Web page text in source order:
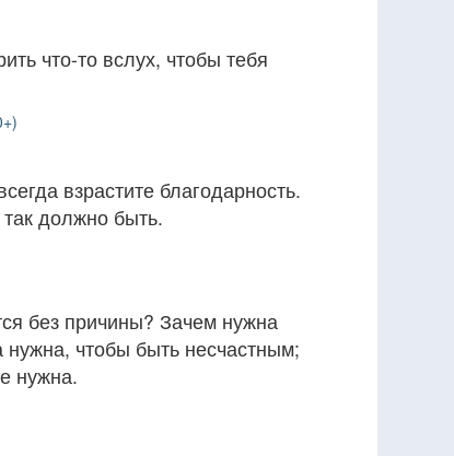
что-то вслух, чтобы тебя
взрастите благодарность.
должно быть.
без причины? Зачем нужна
чтобы быть несчастным;
нужна.